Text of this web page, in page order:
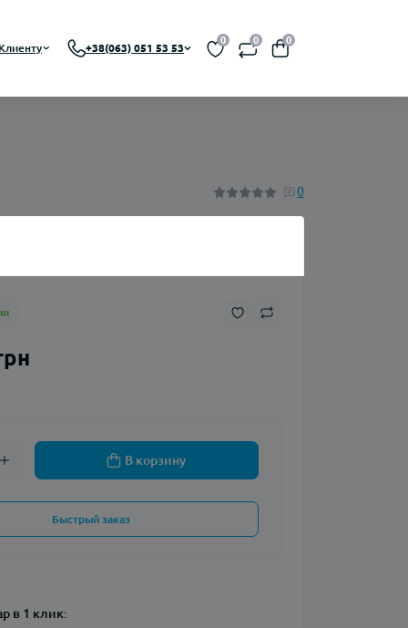
На солевом никотине
+38(063) 051 53 53
0 0 0
0
В корзину
Быстрый заказ
в 1 клик: